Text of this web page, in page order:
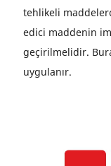
tehlikeli
edici maddenin
geçirilmelidir.
uygulanır.